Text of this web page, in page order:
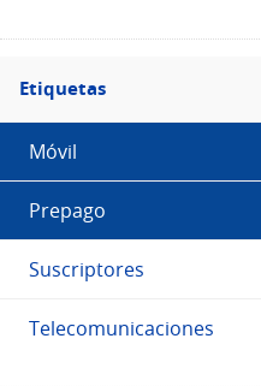
Filtro
Etiquetas
Etiquetas
Móvil
Prepago
Suscriptores
Telecomunicaciones